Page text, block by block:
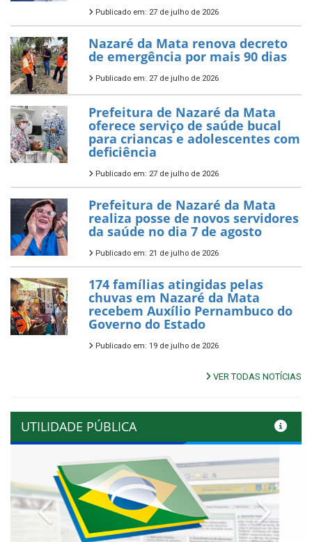
Publicado em: 27 de julho de 2026
Nazaré da Mata renova decreto
de emergência por mais 90 dias
Publicado em: 27 de julho de 2026
Prefeitura de Nazaré da Mata
oferece serviço de saúde bucal
para criancas e adolescentes com
deficiência
Publicado em: 27 de julho de 2026
Prefeitura de Nazaré da Mata
realiza posse de novos servidores
da saúde no dia 7 de agosto
Publicado em: 21 de julho de 2026
174 famílias atingidas pelas
chuvas em Nazaré da Mata
recebem Auxílio Pernambuco do
Governo do Estado
Publicado em: 19 de julho de 2026
VER TODAS NOTÍCIAS
UTILIDADE PÚBLICA
Previous